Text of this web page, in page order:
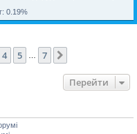
0.19%
7
4 5 7
Перейти